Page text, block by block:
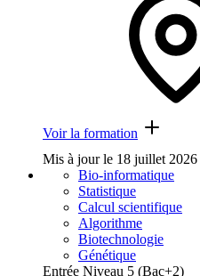
Voir la formation
Mis à jour le 18 juillet 2026
Bio-informatique
Statistique
Calcul scientifique
Algorithme
Biotechnologie
Génétique
Entrée Niveau 5 (Bac+2)